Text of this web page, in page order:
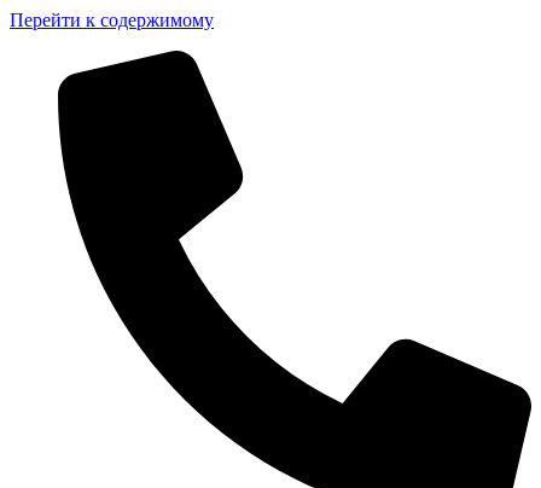
Перейти к содержимому